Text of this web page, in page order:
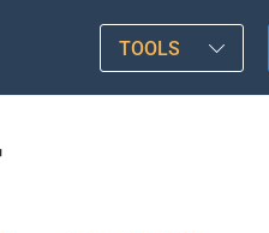
TOOLS